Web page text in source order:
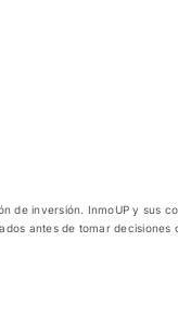
inversión. InmoUP y sus
antes de tomar decisiones